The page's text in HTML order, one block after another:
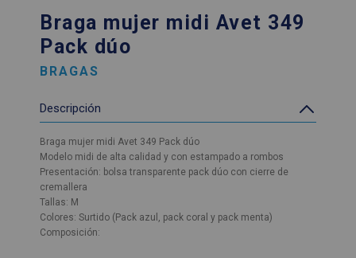
Braga mujer midi Avet 349
Pack dúo
BRAGAS
Descripción
Braga mujer midi Avet 349 Pack dúo
Modelo midi de alta calidad y con estampado a rombos
Presentación: bolsa transparente pack dúo con cierre de
cremallera
Tallas: M
Colores: Surtido (Pack azul, pack coral y pack menta)
Composición: